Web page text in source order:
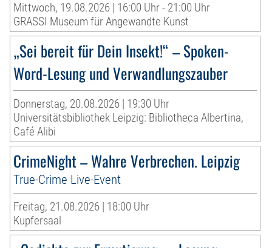
Mittwoch, 19.08.2026 | 16:00 Uhr - 21:00 Uhr
GRASSI Museum für Angewandte Kunst
„Sei bereit für Dein Insekt!“ – Spoken-
Word-Lesung und Verwandlungszauber
Donnerstag, 20.08.2026 | 19:30 Uhr
Universitätsbibliothek Leipzig: Bibliotheca Albertina,
Café Alibi
CrimeNight – Wahre Verbrechen. Leipzig
True-Crime Live-Event
Freitag, 21.08.2026 | 18:00 Uhr
Kupfersaal